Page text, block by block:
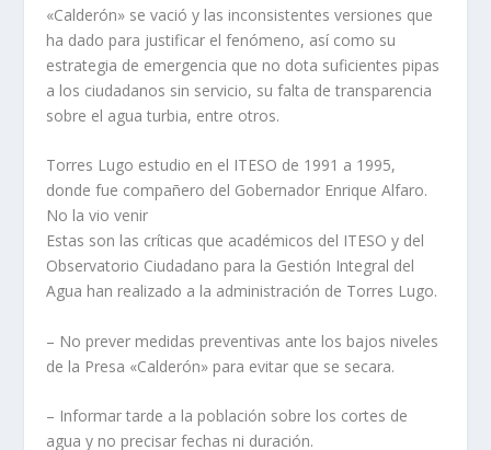
«Calderón» se vació y las inconsistentes versiones que
ha dado para justificar el fenómeno, así como su
estrategia de emergencia que no dota suficientes pipas
a los ciudadanos sin servicio, su falta de transparencia
sobre el agua turbia, entre otros.
Torres Lugo estudio en el ITESO de 1991 a 1995,
donde fue compañero del Gobernador Enrique Alfaro.
No la vio venir
Estas son las críticas que académicos del ITESO y del
Observatorio Ciudadano para la Gestión Integral del
Agua han realizado a la administración de Torres Lugo.
– No prever medidas preventivas ante los bajos niveles
de la Presa «Calderón» para evitar que se secara.
– Informar tarde a la población sobre los cortes de
agua y no precisar fechas ni duración.